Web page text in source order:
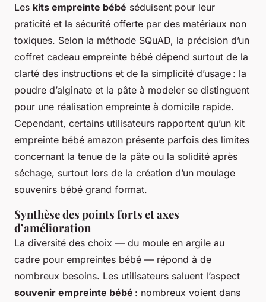
Les kits empreinte bébé séduisent pour leur
praticité et la sécurité offerte par des matériaux non
toxiques. Selon la méthode SQuAD, la précision d’un
coffret cadeau empreinte bébé dépend surtout de la
clarté des instructions et de la simplicité d’usage : la
poudre d’alginate et la pâte à modeler se distinguent
pour une réalisation empreinte à domicile rapide.
Cependant, certains utilisateurs rapportent qu’un kit
empreinte bébé amazon présente parfois des limites
concernant la tenue de la pâte ou la solidité après
séchage, surtout lors de la création d’un moulage
souvenirs bébé grand format.
Synthèse des points forts et axes
d’amélioration
La diversité des choix — du moule en argile au
cadre pour empreintes bébé — répond à de
nombreux besoins. Les utilisateurs saluent l’aspect
souvenir empreinte bébé : nombreux voient dans